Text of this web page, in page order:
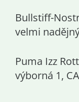
Bullstiff-
velmi
Puma Izz
výborná 1,